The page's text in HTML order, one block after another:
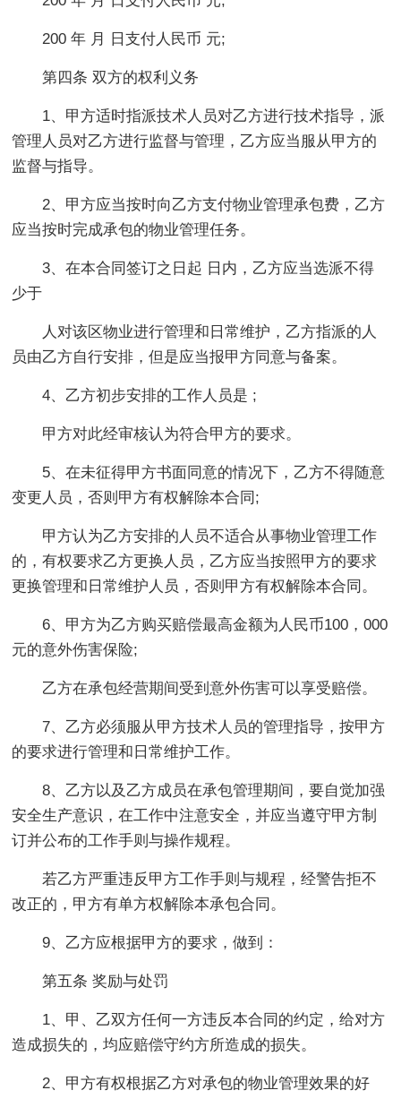
200 年 月 日支付人民币 元;
第四条 双方的权利义务
1、甲方适时指派技术人员对乙方进行技术指导，派
管理人员对乙方进行监督与管理，乙方应当服从甲方的
监督与指导。
2、甲方应当按时向乙方支付物业管理承包费，乙方
应当按时完成承包的物业管理任务。
3、在本合同签订之日起 日内，乙方应当选派不得
少于
人对该区物业进行管理和日常维护，乙方指派的人
员由乙方自行安排，但是应当报甲方同意与备案。
4、乙方初步安排的工作人员是 ;
甲方对此经审核认为符合甲方的要求。
5、在未征得甲方书面同意的情况下，乙方不得随意
变更人员，否则甲方有权解除本合同;
甲方认为乙方安排的人员不适合从事物业管理工作
的，有权要求乙方更换人员，乙方应当按照甲方的要求
更换管理和日常维护人员，否则甲方有权解除本合同。
6、甲方为乙方购买赔偿最高金额为人民币100，000
元的意外伤害保险;
乙方在承包经营期间受到意外伤害可以享受赔偿。
7、乙方必须服从甲方技术人员的管理指导，按甲方
的要求进行管理和日常维护工作。
8、乙方以及乙方成员在承包管理期间，要自觉加强
安全生产意识，在工作中注意安全，并应当遵守甲方制
订并公布的工作手则与操作规程。
若乙方严重违反甲方工作手则与规程，经警告拒不
改正的，甲方有单方权解除本承包合同。
9、乙方应根据甲方的要求，做到：
第五条 奖励与处罚
1、甲、乙双方任何一方违反本合同的约定，给对方
造成损失的，均应赔偿守约方所造成的损失。
2、甲方有权根据乙方对承包的物业管理效果的好